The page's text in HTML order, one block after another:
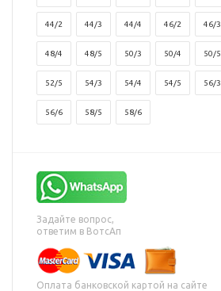
44/2 44/3 44/4 46/2 46/3
48/4 48/5 50/3 50/4 50/5
52/5 54/3 54/4 54/5 56/3
56/6 58/5 58/6
Задайте вопрос,
ответим в ВотсАп
Оплата банковской картой на сайте